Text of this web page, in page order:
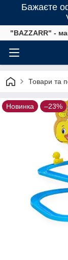
Бажаєте
"BAZZARR" -
Товари та
Новинка –23%